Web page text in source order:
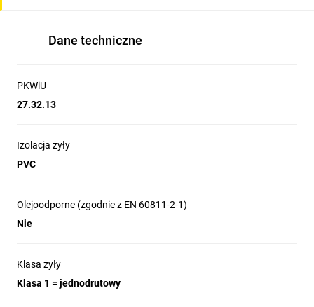
Dane techniczne
PKWiU
27.32.13
Izolacja żyły
PVC
Olejoodporne (zgodnie z EN 60811-2-1)
Nie
Klasa żyły
Klasa 1 = jednodrutowy